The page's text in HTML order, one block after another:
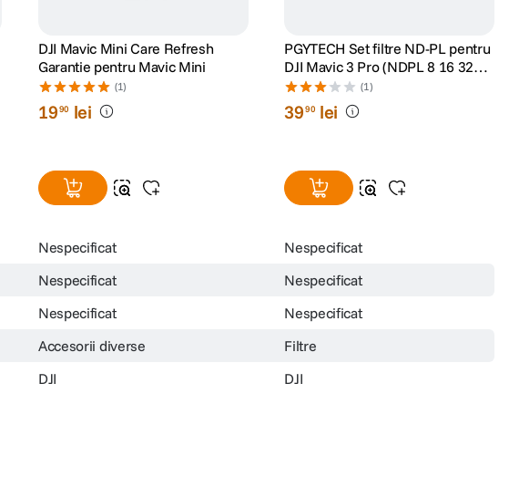
DJI Mavic Mini Care Refresh
Garantie pentru Mavic Mini
(1)
1990 lei
PGYTECH Set filtre ND-PL pentru
DJI Mavic 3 Pro (NDPL 8 16 32
64)
(1)
3990 lei
Nespecificat
Nespecificat
Nespecificat
Nespecificat
Nespecificat
Nespecificat
Accesorii diverse
Filtre
DJI DJI